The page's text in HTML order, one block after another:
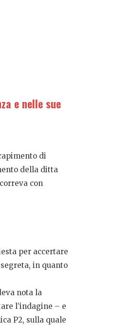
e nelle sue
di
della ditta
con
per accertare
in quanto
nota la
l’indagine – e
P2, sulla quale